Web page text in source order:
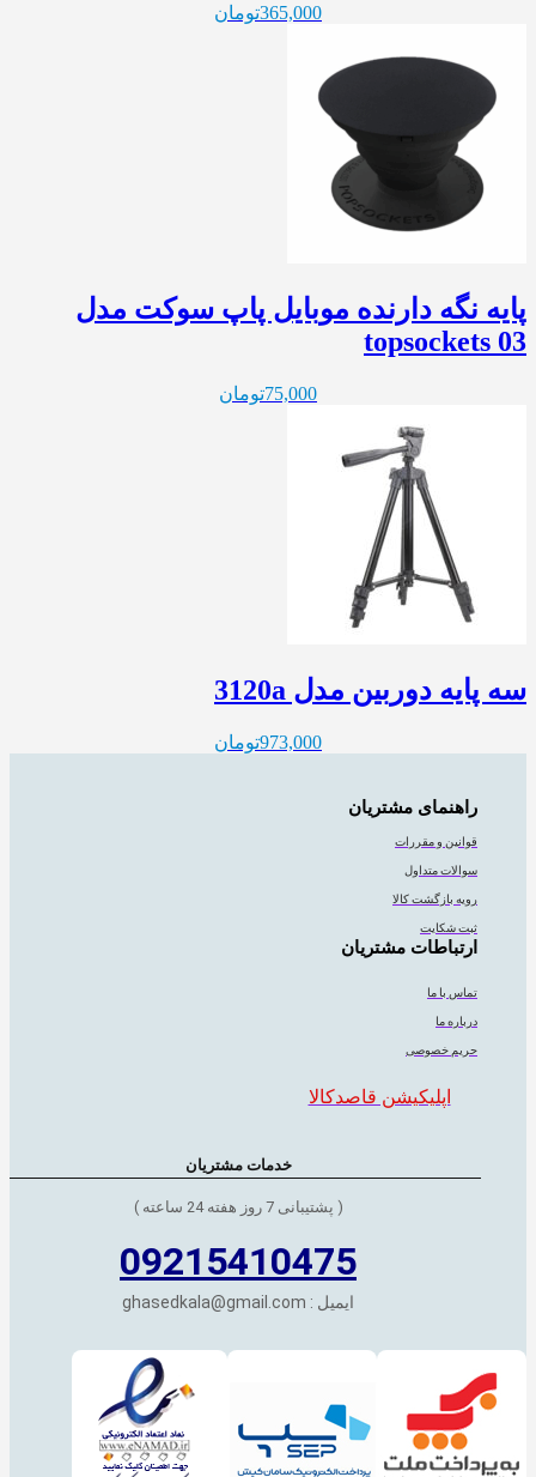
365,000تومان
پایه نگه دارنده موبایل پاپ سوکت مدل
topsockets 03
75,000تومان
سه پایه دوربین مدل 3120a
973,000تومان
راهنمای مشتریان
قوانین و مقررات
سوالات متداول
رویه بازگشت کالا
ثبت شکایت
ارتباطات مشتریان
تماس با ما
درباره ما
حریم خصوصی
اپلیکیشن قاصدکالا
خدمات مشتریان
( پشتیبانی 7 روز هفته 24 ساعته )
09215410475
ایمیل : ghasedkala@gmail.com